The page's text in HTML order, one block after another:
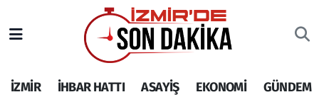
İZMİR İHBAR HATTI ASAYİŞ EKONOMİ GÜNDEM
İHBAR HATTI
İzmir Nöbetçi Eczaneler
İzmir Hava Durumu